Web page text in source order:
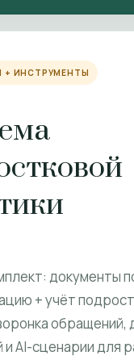
+ ИНСТРУМЕНТЫ
документы
+ учёт
обращений,
AI-сценарии для